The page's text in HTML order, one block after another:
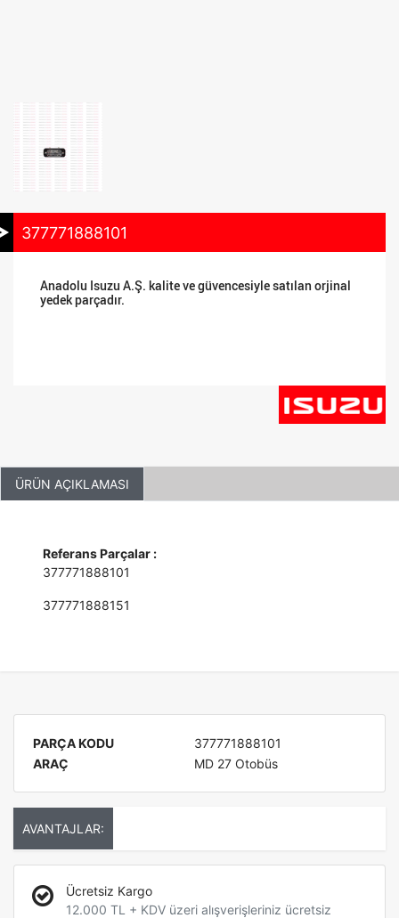
377771888101
Anadolu Isuzu A.Ş. kalite ve güvencesiyle satılan orjinal
yedek parçadır.
ÜRÜN AÇIKLAMASI
Referans Parçalar :
377771888101
377771888151
PARÇA KODU
377771888101
ARAÇ
MD 27 Otobüs
AVANTAJLAR:
Ücretsiz Kargo
12.000 TL + KDV üzeri alışverişleriniz ücretsiz